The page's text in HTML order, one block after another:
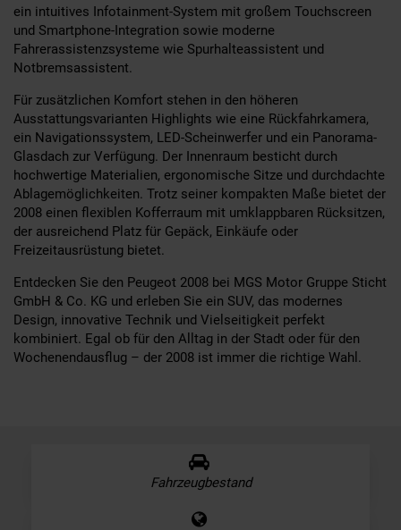
ein intuitives Infotainment-System mit großem Touchscreen
und Smartphone-Integration sowie moderne
Fahrerassistenzsysteme wie Spurhalteassistent und
Notbremsassistent.
Für zusätzlichen Komfort stehen in den höheren
Ausstattungsvarianten Highlights wie eine Rückfahrkamera,
ein Navigationssystem, LED-Scheinwerfer und ein Panorama-
Glasdach zur Verfügung. Der Innenraum besticht durch
hochwertige Materialien, ergonomische Sitze und durchdachte
Ablagemöglichkeiten. Trotz seiner kompakten Maße bietet der
2008 einen flexiblen Kofferraum mit umklappbaren Rücksitzen,
der ausreichend Platz für Gepäck, Einkäufe oder
Freizeitausrüstung bietet.
Entdecken Sie den Peugeot 2008 bei MGS Motor Gruppe Sticht
GmbH & Co. KG und erleben Sie ein SUV, das modernes
Design, innovative Technik und Vielseitigkeit perfekt
kombiniert. Egal ob für den Alltag in der Stadt oder für den
Wochenendausflug – der 2008 ist immer die richtige Wahl.
Fahrzeugbestand